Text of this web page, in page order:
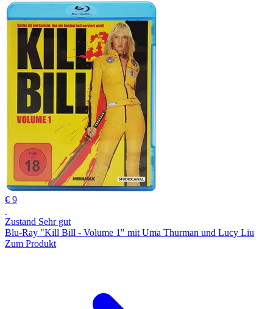
€ 9
Zustand Sehr gut
Blu-Ray "Kill Bill - Volume 1" mit Uma Thurman und Lucy Liu
Zum Produkt